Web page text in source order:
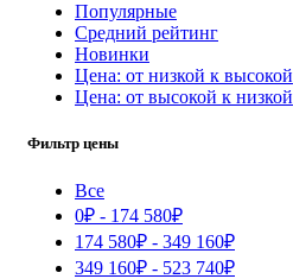
Популярные
Средний рейтинг
Новинки
Цена: от низкой к высокой
Цена: от высокой к низкой
Фильтр цены
Все
0₽ - 174 580₽
174 580₽ - 349 160₽
349 160₽ - 523 740₽